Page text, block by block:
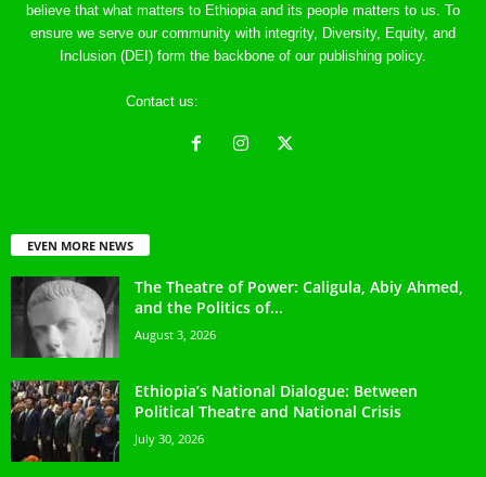
believe that what matters to Ethiopia and its people matters to us. To
ensure we serve our community with integrity, Diversity, Equity, and
Inclusion (DEI) form the backbone of our publishing policy.
Contact us:
EVEN MORE NEWS
The Theatre of Power: Caligula, Abiy Ahmed,
and the Politics of...
August 3, 2026
Ethiopia’s National Dialogue: Between
Political Theatre and National Crisis
July 30, 2026